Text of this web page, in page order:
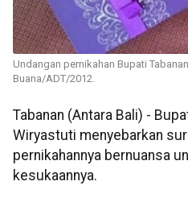
Undangan pernikahan Bupati
Buana/ADT/2012.
Tabanan (Antara Bali) -
Wiryastuti menyebarkan
pernikahannya bernuansa
kesukaannya.